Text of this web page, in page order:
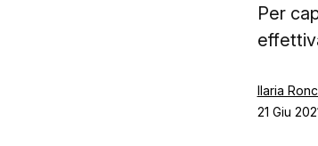
Per
Ilaria
21 Giu